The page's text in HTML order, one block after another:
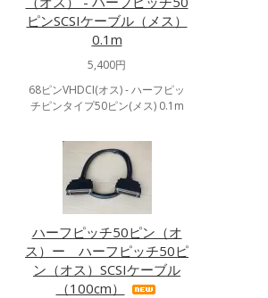
ピンSCSIケーブル（メス）
0.1m
5,400円
68ピンVHDCI(オス) - ハーフピッ
チピンタイプ50ピン(メス) 0.1m
ハーフピッチ50ピン（オ
ス）ー ハーフピッチ50ピ
ン（オス）SCSIケーブル
（100cm）